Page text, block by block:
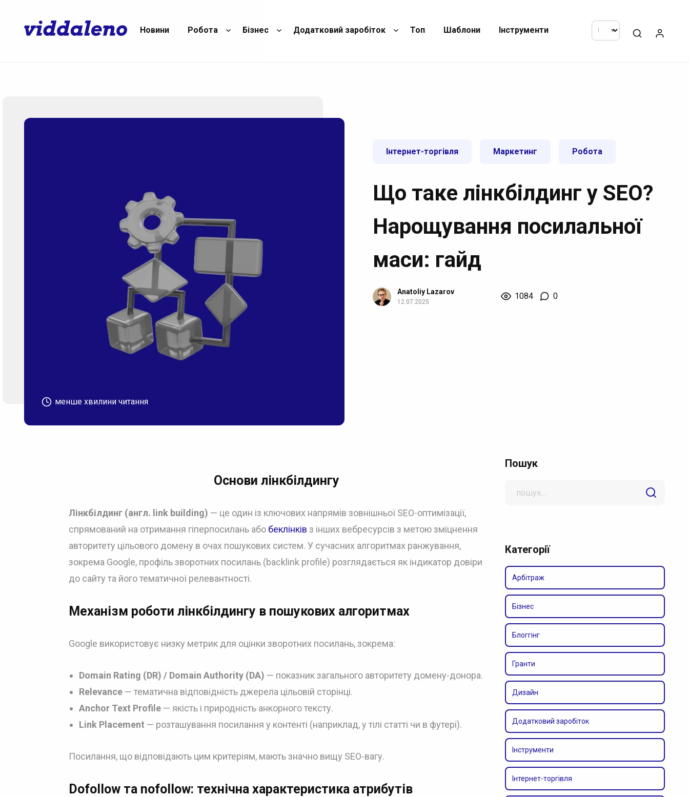
Новини Робота Бізнес Додатковий заробіток Топ Шаблони Інструменти
менше хвилини читання
Інтернет-торгівля Маркетинг Робота
Що таке лінкбілдинг у SEO?
Нарощування посилальної
маси: гайд
Anatoliy Lazarov
12.07.2025
1084 0
Основи лінкбілдингу
Лінкбілдинг (англ. link building) — це один із ключових напрямів зовнішньої SEO-оптимізації,
спрямований на отримання гіперпосилань або беклінків з інших вебресурсів з метою зміцнення
авторитету цільового домену в очах пошукових систем. У сучасних алгоритмах ранжування,
зокрема Google, профіль зворотних посилань (backlink profile) розглядається як індикатор довіри
до сайту та його тематичної релевантності.
Механізм роботи лінкбілдингу в пошукових алгоритмах
Google використовує низку метрик для оцінки зворотних посилань, зокрема:
Domain Rating (DR) / Domain Authority (DA) — показник загального авторитету домену-донора.
Relevance — тематична відповідність джерела цільовій сторінці.
Anchor Text Profile — якість і природність анкорного тексту.
Link Placement — розташування посилання у контенті (наприклад, у тілі статті чи в футері).
Посилання, що відповідають цим критеріям, мають значно вищу SEO-вагу.
Dofollow та nofollow: технічна характеристика атрибутів
Пошук
Категорії
Арбітраж
Бізнес
Блоггінг
Гранти
Дизайн
Додатковий заробіток
Інструменти
Інтернет-торгівля